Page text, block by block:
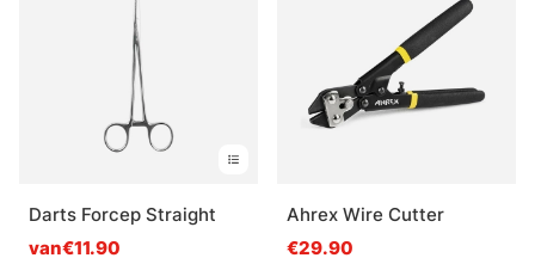
Darts Forcep Straight
van€11.90
Ahrex Wire Cutter
€29.90